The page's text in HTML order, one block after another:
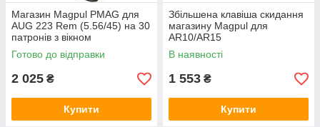
Магазин Magpul PMAG для
AUG 223 Rem (5.56/45) на 30
патронів з вікном
Готово до відправки
2 025 ₴
Купити
Збільшена клавіша скидання
магазину Magpul для
AR10/AR15
В наявності
1 553 ₴
Купити